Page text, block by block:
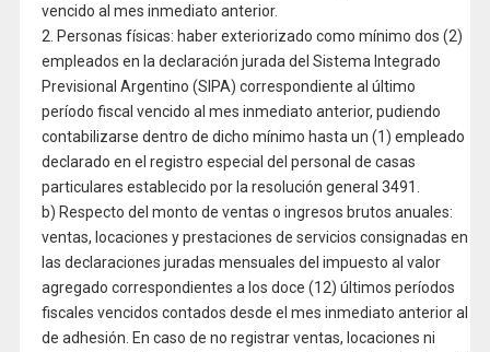
vencido al mes inmediato anterior.
2. Personas físicas: haber exteriorizado como mínimo dos (2)
empleados en la declaración jurada del Sistema Integrado
Previsional Argentino (SIPA) correspondiente al último
período fiscal vencido al mes inmediato anterior, pudiendo
contabilizarse dentro de dicho mínimo hasta un (1) empleado
declarado en el registro especial del personal de casas
particulares establecido por la resolución general 3491.
b) Respecto del monto de ventas o ingresos brutos anuales:
ventas, locaciones y prestaciones de servicios consignadas en
las declaraciones juradas mensuales del impuesto al valor
agregado correspondientes a los doce (12) últimos períodos
fiscales vencidos contados desde el mes inmediato anterior al
de adhesión. En caso de no registrar ventas, locaciones ni